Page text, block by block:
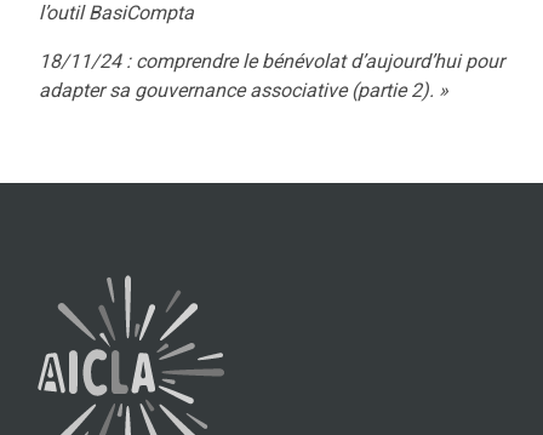
l’outil BasiCompta
18/11/24 : comprendre le bénévolat d’aujourd’hui pour
adapter sa gouvernance associative (partie 2). »